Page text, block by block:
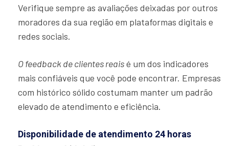
Verifique sempre as avaliações deixadas por outros
moradores da sua região em plataformas digitais e
redes sociais.
O feedback de clientes reaisé um dos indicadores
mais confiáveis que você pode encontrar. Empresas
com histórico sólido costumam manter um padrão
elevado de atendimento e eficiência.
Disponibilidade de atendimento 24 horas